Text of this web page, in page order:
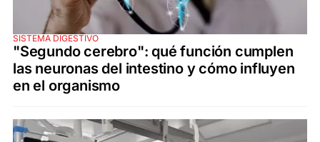
SISTEMA DIGESTIVO
"Segundo cerebro": qué función cumplen
las neuronas del intestino y cómo influyen
en el organismo